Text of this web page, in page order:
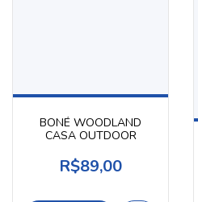
BONÉ WOODLAND
CASA OUTDOOR
R$89,00